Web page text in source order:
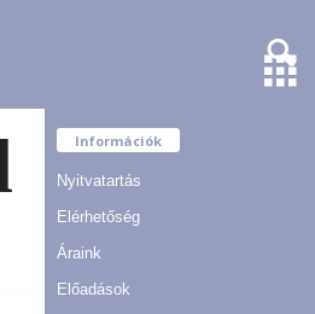
Információk
Nyitvatartás
Elérhetőség
Áraink
Előadások